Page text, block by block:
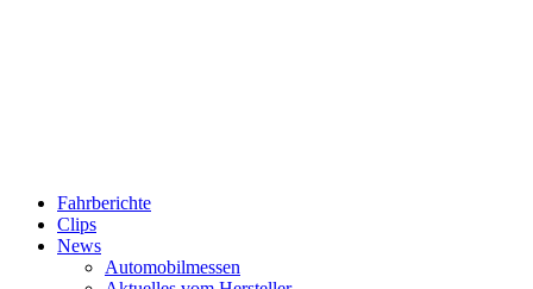
Fahrberichte
Clips
News
Automobilmessen